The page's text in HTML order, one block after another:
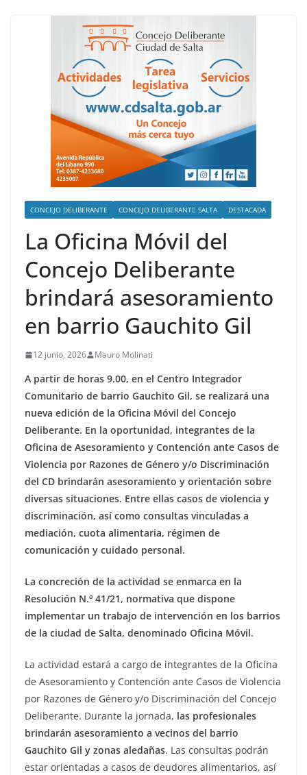
CONCEJO DELIBERANTE CONCEJO DELIBERANTE SALTA DESTACADA
La Oficina Móvil del
Concejo Deliberante
brindará asesoramiento
en barrio Gauchito Gil
12 junio, 2026 Mauro Molinati
A partir de horas 9.00, en el Centro Integrador
Comunitario de barrio Gauchito Gil, se realizará una
nueva edición de la Oficina Móvil del Concejo
Deliberante. En la oportunidad, integrantes de la
Oficina de Asesoramiento y Contención ante Casos de
Violencia por Razones de Género y/o Discriminación
del CD brindarán asesoramiento y orientación sobre
diversas situaciones. Entre ellas casos de violencia y
discriminación, así como consultas vinculadas a
mediación, cuota alimentaria, régimen de
comunicación y cuidado personal.
La concreción de la actividad se enmarca en la
Resolución N.º 41/21, normativa que dispone
implementar un trabajo de intervención en los barrios
de la ciudad de Salta, denominado Oficina Móvil.
La actividad estará a cargo de integrantes de la Oficina
de Asesoramiento y Contención ante Casos de Violencia
por Razones de Género y/o Discriminación del Concejo
Deliberante. Durante la jornada, las profesionales
brindarán asesoramiento a vecinos del barrio
Gauchito Gil y zonas aledañas. Las consultas podrán
estar orientadas a casos de deudores alimentarios, así